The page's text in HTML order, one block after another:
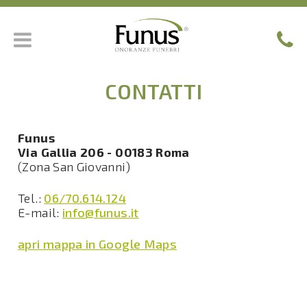
CONTATTI
Funus
Via Gallia 206 - 00183 Roma
(Zona San Giovanni)
Tel.: 06/70.614.124
E-mail: info@funus.it
apri mappa in Google Maps